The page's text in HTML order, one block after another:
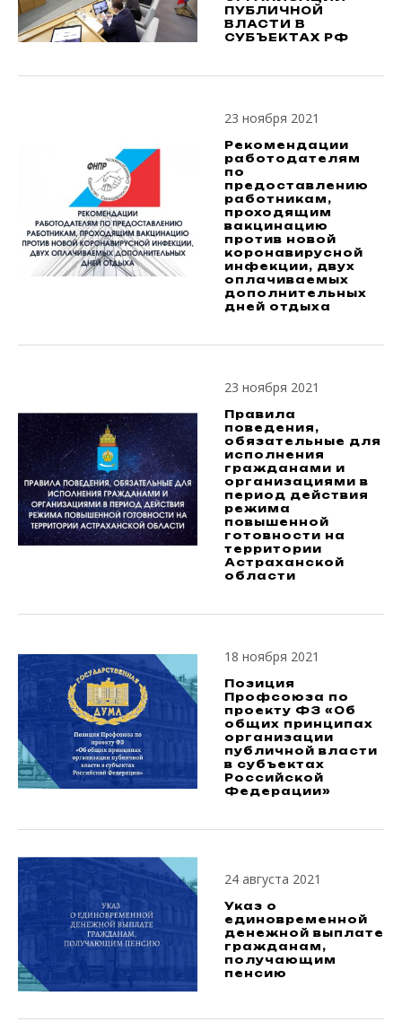
ПУБЛИЧНОЙ
ВЛАСТИ В
СУБЪЕКТАХ РФ
23 ноября 2021
Рекомендации
работодателям
по
предоставлению
работникам,
проходящим
вакцинацию
против новой
коронавирусной
инфекции, двух
оплачиваемых
дополнительных
дней отдыха
23 ноября 2021
Правила
поведения,
обязательные для
исполнения
гражданами и
организациями в
период действия
режима
повышенной
готовности на
территории
Астраханской
области
18 ноября 2021
Позиция
Профсоюза по
проекту ФЗ «Об
общих принципах
организации
публичной власти
в субъектах
Российской
Федерации»
24 августа 2021
Указ о
единовременной
денежной выплате
гражданам,
получающим
пенсию